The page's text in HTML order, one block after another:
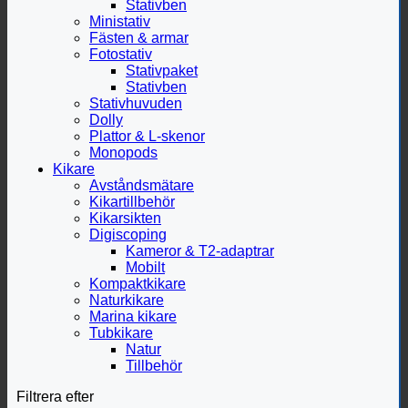
Stativben
Ministativ
Fästen & armar
Fotostativ
Stativpaket
Stativben
Stativhuvuden
Dolly
Plattor & L-skenor
Monopods
Kikare
Avståndsmätare
Kikartillbehör
Kikarsikten
Digiscoping
Kameror & T2-adaptrar
Mobilt
Kompaktkikare
Naturkikare
Marina kikare
Tubkikare
Natur
Tillbehör
Filtrera efter